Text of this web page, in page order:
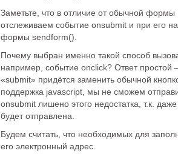
Заметьте, что в отличие от обычной
отслеживаем событие onsubmit и при его
формы sendform().
Почему выбран именно такой способ
например, событие onclick? Ответ простой
«submit» придётся заменить обычной
поддержка javascript, мы не сможем
onsubmit лишено этого недостатка, т.к.
будет отправлена.
Будем считать, что необходимых для
его электронный адрес.